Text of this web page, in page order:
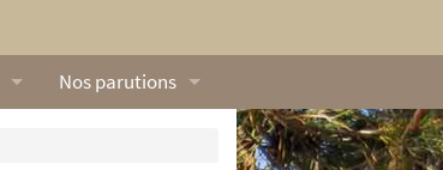
Nos parutions